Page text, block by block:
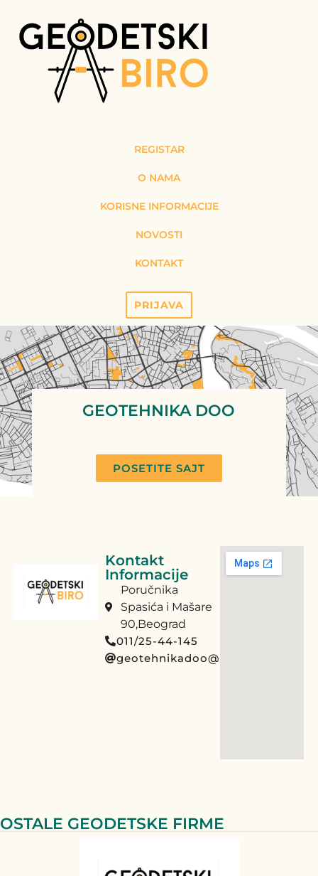
REGISTAR
O NAMA
KORISNE INFORMACIJE
NOVOSTI
KONTAKT
PRIJAVA
GEOTEHNIKA DOO
POSETITE SAJT
Kontakt
Informacije
Poručnika
Spasića i Mašare
90,Beograd
011/25-44-145
geotehnikadoo@gmail.com
OSTALE GEODETSKE FIRME